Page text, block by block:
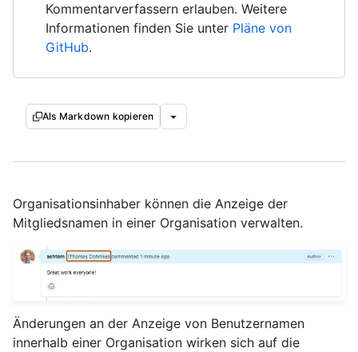
Kommentarverfassern erlauben. Weitere
Informationen finden Sie unter Pläne von
GitHub.
Als Markdown kopieren
Organisationsinhaber können die Anzeige der
Mitgliedsnamen in einer Organisation verwalten.
Änderungen an der Anzeige von Benutzernamen
innerhalb einer Organisation wirken sich auf die